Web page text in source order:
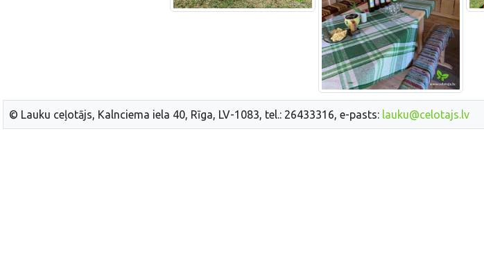
© Lauku ceļotājs, Kalnciema iela 40, Rīga, LV-1083, tel.: 26433316, e-pasts: lauku@celotajs.lv